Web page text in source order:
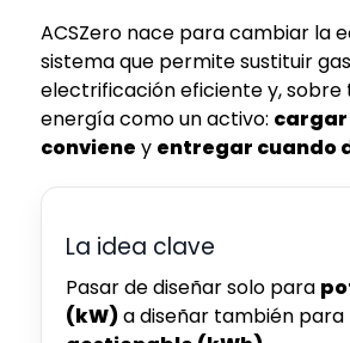
ACSZero nace para cambiar la
sistema que permite sustituir
electrificación eficiente y, sobre
energía como un activo:
conviene y entregar cuando
La idea clave
Pasar de diseñar solo para
(kW)a diseñar también para